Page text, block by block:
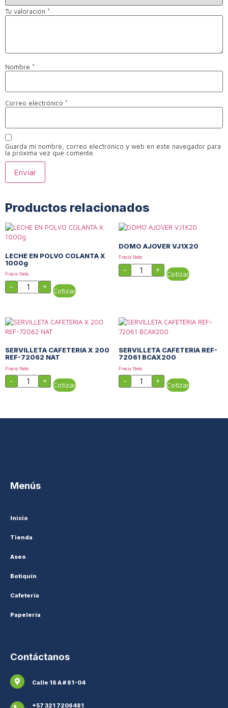
Tu valoración *
Nombre *
Correo electrónico *
Guarda mi nombre, correo electrónico y web en este navegador para
la próxima vez que comente.
Productos relacionados
LECHE EN POLVO COLANTA X
1000g
Precio Neto
- + Cotizar
DOMO AJOVER VJ1X20
Precio Neto
- + Cotizar
SERVILLETA CAFETERIA X 200
REF-72062 NAT
Precio Neto
- + Cotizar
SERVILLETA CAFETERIA REF-
72061 BCAX200
Precio Neto
- + Cotizar
Menús
Inicio
Tienda
Aseo
Botiquín
Cafetería
Papelería
Contáctanos
Calle 18 A # 81-04
+57 321 7206481